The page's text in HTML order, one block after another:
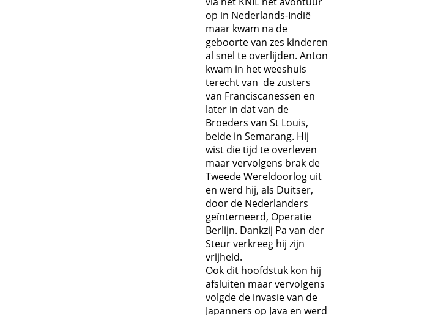
op in Nederlands-Indië
maar kwam na de
geboorte van zes kinderen
al snel te overlijden. Anton
kwam in het weeshuis
terecht van de zusters
van Franciscanessen en
later in dat van de
Broeders van St Louis,
beide in Semarang. Hij
wist die tijd te overleven
maar vervolgens brak de
Tweede Wereldoorlog uit
en werd hij, als Duitser,
door de Nederlanders
geïnterneerd, Operatie
Berlijn. Dankzij Pa van der
Steur verkreeg hij zijn
vrijheid.
Ook dit hoofdstuk kon hij
afsluiten maar vervolgens
volgde de invasie van de
Japanners op Java en werd